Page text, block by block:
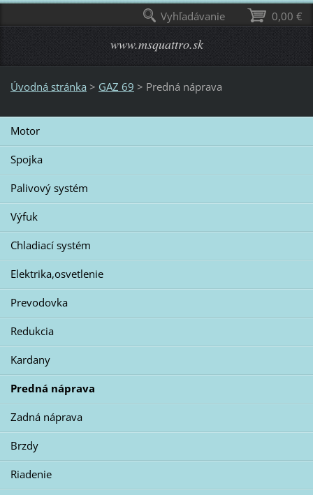
www.msquattro.sk
Úvodná stránka > GAZ 69 > Predná náprava
Motor
Spojka
Palivový systém
Výfuk
Chladiací systém
Elektrika,osvetlenie
Prevodovka
Redukcia
Kardany
Predná náprava
Zadná náprava
Brzdy
Riadenie
0,00 €
Vyhľadávanie